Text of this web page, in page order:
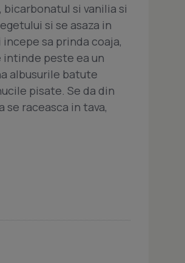
bicarbonatul si vanilia si
si se asaza in
sa prinda coaja,
intinde peste ea un
albusurile batute
pisate. Se da din
se raceasca in tava,